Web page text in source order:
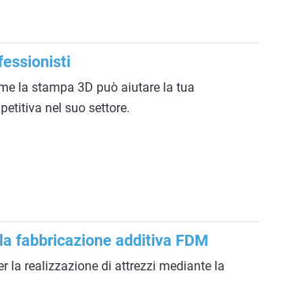
la stampa 3D può aiutare la tua
nel suo settore.
fabbricazione additiva FDM
la realizzazione di attrezzi mediante la